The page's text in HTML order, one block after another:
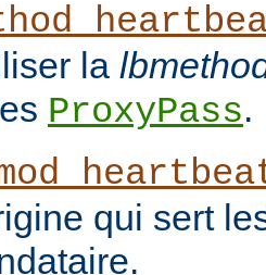
la
ProxyPass.
qui sert